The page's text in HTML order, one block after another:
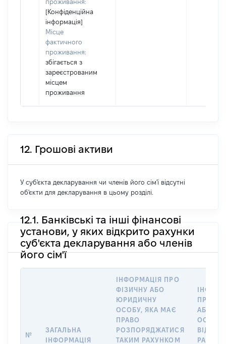
проживання:
[Конфіденційна
інформація]
Місце
фактичного
проживання:
збігається з
зареєстрованим
місцем
проживання
12. Грошові активи
У суб'єкта декларування чи членів його сім'ї відсутні
об'єкти для декларування в цьому розділі.
12.1. Банківські та інші фінансові
установи, у яких відкрито рахунки
суб'єкта декларування або членів
його сім'ї
№
ЗАГАЛЬНА
ІНФОРМАЦІЯ
ІНФОРМАЦІЯ ПРО
ФІЗИЧНУ АБО
ЮРИДИЧНУ
ОСОБУ, ЯКА МАЄ
ПРАВО
РОЗПОРЯДЖАТИСЯ
ТАКИМ РАХУНКОМ
ПРО
АБО
ОСОБУ,